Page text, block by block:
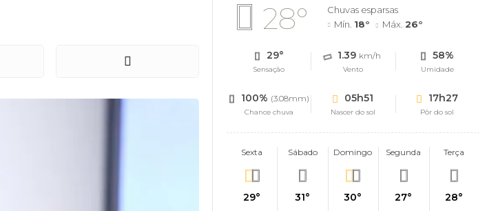
28°
Chuvas esparsas
Mín. 18° Máx. 26°
29°
Sensação
1.39 km/h
Vento
58%
Umidade
100% (3.08mm)
Chance chuva
05h51
Nascer do sol
17h27
Pôr do sol
Sexta
29°
Sábado
31°
Domingo
30°
Segunda
27°
Terça
28°